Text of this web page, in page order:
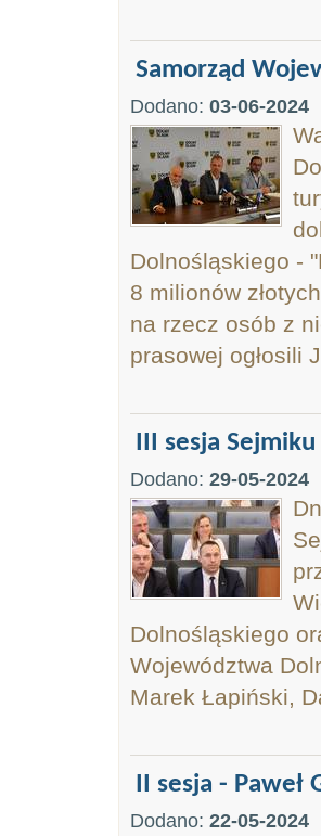
Samorząd
Dodano: 03-06-2024
Dolnośląskiego -
8 milionów
na rzecz osób z
prasowej ogłosili
III sesja Sejmiku
Dodano: 29-05-2024
Dolnośląskiego
Województwa
Marek Łapiński,
II sesja - Paweł
Dodano: 22-05-2024